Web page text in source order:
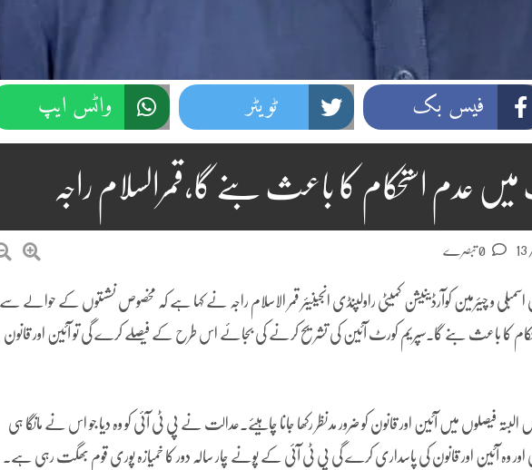
فیس بک ٹویٹر واٹس ایپ
عدم استحکام کا باعث بنے گا،قمرالسلام راجہ
و چیئرمین کوآرڈینیشن کمیٹی راولپنڈی انجینیئر قمر الاسلام راجہ نے کہا ہے کہ مخصوص نشستوں کے حوالے سے
کا باعث بنے گا۔سپریم کورٹ آئین کی تشریح کرنے کی بجائے اس طرح کے فیصلے کرے گی تو آئین اور قانون
فیصلوں میں آئین اور قانون کو ضرور مدنظر رکھا جانا چاہیئے۔عدالت نے پی ٹی آئی کو وہ دیا جو اس نے مانگا ہی
وہ آئین اور قانون کی پاسداری کرے گی پی ٹی آئی کے پونے چار سالہ دور کا خمیازہ پوری قوم بھگت رہی ہے۔